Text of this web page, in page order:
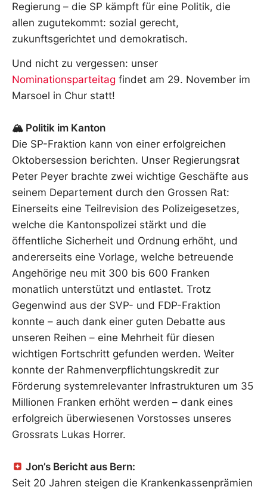
Regierung – die SP kämpft für eine Politik, die
allen zugutekommt: sozial gerecht,
zukunftsgerichtet und demokratisch.
Und nicht zu vergessen: unser
Nominationsparteitag findet am 29. November im
Marsoel in Chur statt!
🏔️ Politik im Kanton
Die SP-Fraktion kann von einer erfolgreichen
Oktobersession berichten. Unser Regierungsrat
Peter Peyer brachte zwei wichtige Geschäfte aus
seinem Departement durch den Grossen Rat:
Einerseits eine Teilrevision des Polizeigesetzes,
welche die Kantonspolizei stärkt und die
öffentliche Sicherheit und Ordnung erhöht, und
andererseits eine Vorlage, welche betreuende
Angehörige neu mit 300 bis 600 Franken
monatlich unterstützt und entlastet. Trotz
Gegenwind aus der SVP- und FDP-Fraktion
konnte – auch dank einer guten Debatte aus
unseren Reihen – eine Mehrheit für diesen
wichtigen Fortschritt gefunden werden. Weiter
konnte der Rahmenverpflichtungskredit zur
Förderung systemrelevanter Infrastrukturen um 35
Millionen Franken erhöht werden – dank eines
erfolgreich überwiesenen Vorstosses unseres
Grossrats Lukas Horrer.
Jon’s Bericht aus Bern:
Seit 20 Jahren steigen die Krankenkassenprämien